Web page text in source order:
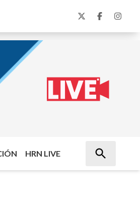
HRN LIVE